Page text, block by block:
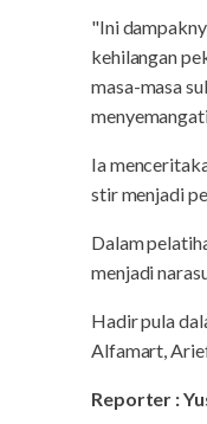
"Ini
kehilangan
masa-masa
Ia
stir menjadi
Dalam
menjadi
Hadir pula
Alfamart,
Reporter :